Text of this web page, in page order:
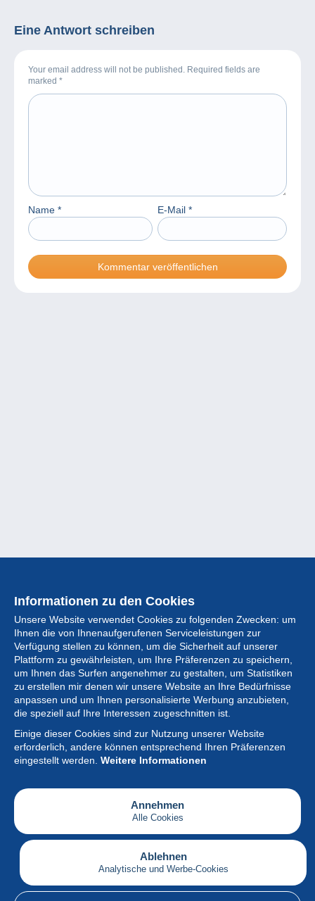
Eine Antwort schreiben
Your email address will not be published. Required fields are
marked *
Name * E-Mail *
Informationen zu den Cookies
Unsere Website verwendet Cookies zu folgenden Zwecken: um
Ihnen die von Ihnenaufgerufenen Serviceleistungen zur
Verfügung stellen zu können, um die Sicherheit auf unserer
Plattform zu gewährleisten, um Ihre Präferenzen zu speichern,
um Ihnen das Surfen angenehmer zu gestalten, um Statistiken
zu erstellen mir denen wir unsere Website an Ihre Bedürfnisse
anpassen und um Ihnen personalisierte Werbung anzubieten,
die speziell auf Ihre Interessen zugeschnitten ist.
Einige dieser Cookies sind zur Nutzung unserer Website
erforderlich, andere können entsprechend Ihren Präferenzen
eingestellt werden. Weitere Informationen
Annehmen
Alle Cookies
Ablehnen
Analytische und Werbe-Cookies
Sammlung
Neuigkeiten
Artikel
Gesellschaft
Serviceleistungen
Schreiben
Deutsch